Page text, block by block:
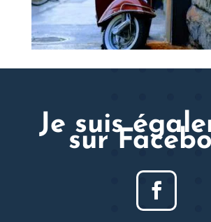
Je suis
sur